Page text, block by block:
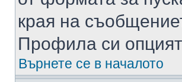
края на
Профила си
Върнете се в началото